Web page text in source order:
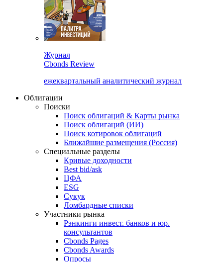
Cbonds Review
ежеквартальный аналитический журнал
Облигации
Поиски
Поиск облигаций & Карты рынка
Поиск облигаций (ИИ)
Поиск котировок облигаций
Ближайшие размещения (Россия)
Специальные разделы
Кривые доходности
Best bid/ask
ЦФА
ESG
Сукук
Ломбардные списки
Участники рынка
Рэнкинги инвест. банков и юр.